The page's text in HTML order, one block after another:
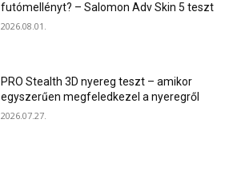
futómellényt? – Salomon Adv Skin 5 teszt
2026.08.01.
PRO Stealth 3D nyereg teszt – amikor
egyszerűen megfeledkezel a nyeregről
2026.07.27.